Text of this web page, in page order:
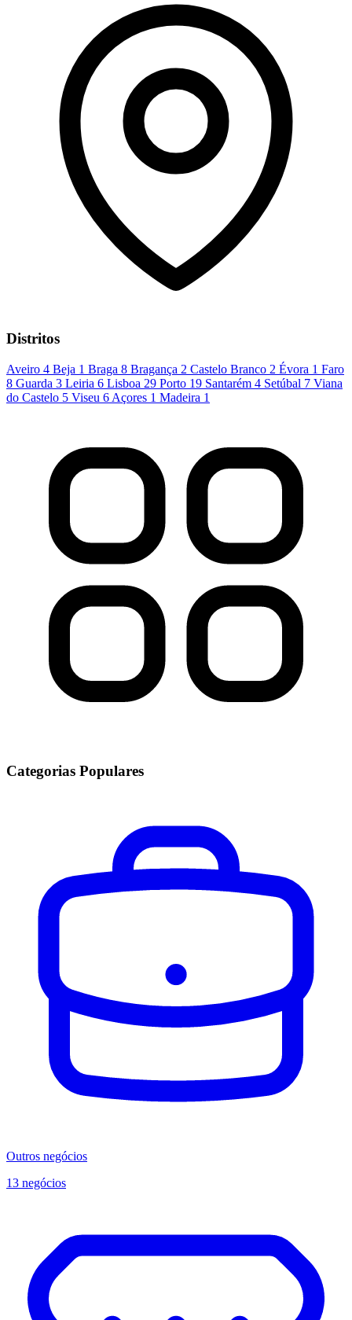
Distritos
Aveiro 4 Beja 1 Braga 8 Bragança 2 Castelo Branco 2 Évora 1 Faro
8 Guarda 3 Leiria 6 Lisboa 29 Porto 19 Santarém 4 Setúbal 7 Viana
do Castelo 5 Viseu 6 Açores 1 Madeira 1
Categorias Populares
Outros negócios
13 negócios